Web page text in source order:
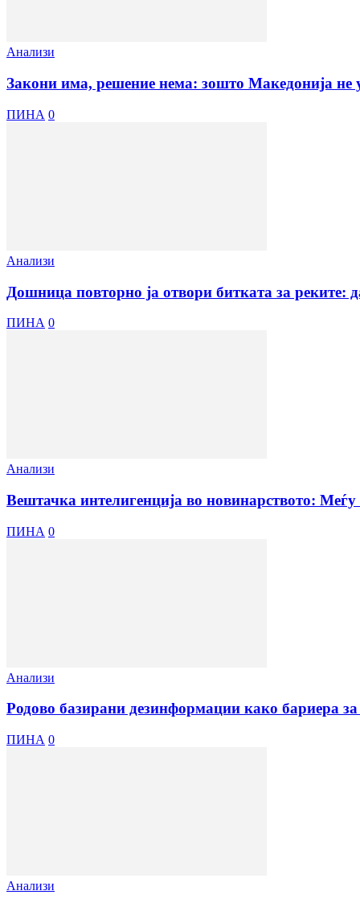
Анализи
Закони има, решение нема: зошто Македонија не
ПИНА 0
Анализи
Дошница повторно ја отвори битката за реките:
ПИНА 0
Анализи
Вештачка интелигенција во новинарството: Меѓу
ПИНА 0
Анализи
Родово базирани дезинформации како бариера
ПИНА 0
Анализи